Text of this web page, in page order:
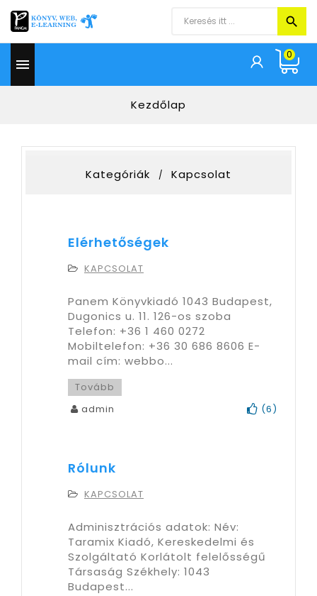

0
Kezdőlap
Kategóriák Kapcsolat
Elérhetőségek
KAPCSOLAT
Panem Könyvkiadó 1043 Budapest,
Dugonics u. 11. 126-os szoba
Telefon: +36 1 460 0272
Mobiltelefon: +36 30 686 8606 E-
mail cím: webbo...
Tovább
admin
(6)
Rólunk
KAPCSOLAT
Adminisztrációs adatok: Név:
Taramix Kiadó, Kereskedelmi és
Szolgáltató Korlátolt felelősségű
Társaság Székhely: 1043
Budapest...